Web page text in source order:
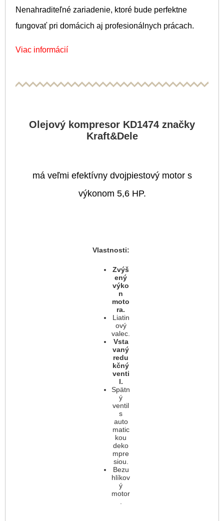
Nenahraditeľné zariadenie, ktoré bude perfektne
fungovať pri domácich aj profesionálnych prácach.
Viac informácií
Olejový kompresor KD1474 značky
Kraft&Dele
má veľmi efektívny dvojpiestový motor s
výkonom 5,6 HP.
Vlastnosti:
Zvýš
ený
výko
n
moto
ra.
Liatin
ový
valec.
Vsta
vaný
redu
kčný
venti
l.
Spätn
ý
ventil
s
auto
matic
kou
deko
mpre
siou.
Bezu
hlíkov
ý
motor